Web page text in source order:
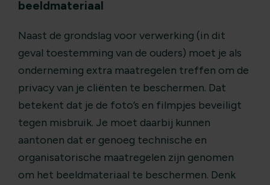
beeldmateriaal
Naast de grondslag voor verwerking (in dit
geval toestemming van de ouders) moet je als
onderneming extra maatregelen treffen om de
privacy van je cliënten te beschermen. Dat
betekent dat je de foto’s en filmpjes beveiligt
tegen misbruik. Je moet daarbij kunnen
aantonen dat er genoeg technische en
organisatorische maatregelen zijn genomen
om het beeldmateriaal te beschermen. Denk